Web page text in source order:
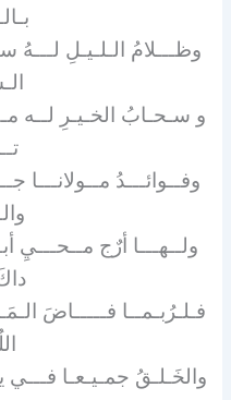
وظـــلامُ الـلـيـلِ
و سـحـابُ الخـيـرِ لــه
وفــوائـــدُ
ولــهـــا أرٌج مــحـــيِ
فـلـرُبـمــا فـــــاضَ
والخَـلـقُ جمـيـعـا